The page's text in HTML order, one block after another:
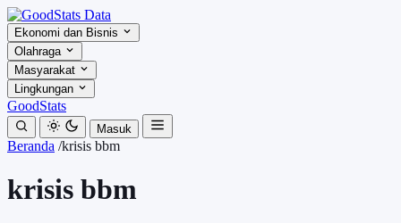
Ekonomi dan Bisnis
Olahraga
Masyarakat
Lingkungan
GoodStats
Masuk
Beranda /krisis bbm
krisis bbm